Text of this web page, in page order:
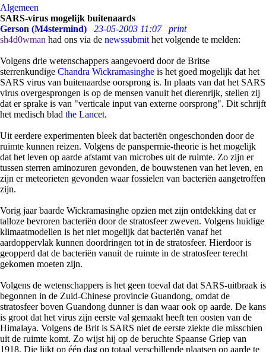
Algemeen
SARS-virus mogelijk buitenaards
Gerson (M4stermind)
23-05-2003 11:07
print
sh4d0wman had ons via de newssubmit het volgende te melden:
Volgens drie wetenschappers aangevoerd door de Britse
sterrenkundige Chandra Wickramasinghe is het goed mogelijk dat het
SARS virus van buitenaardse oorsprong is. In plaats van dat het SARS
virus overgesprongen is op de mensen vanuit het dierenrijk, stellen zij
dat er sprake is van "verticale input van externe oorsprong". Dit schrijft
het medisch blad the Lancet.
Uit eerdere experimenten bleek dat bacteriën ongeschonden door de
ruimte kunnen reizen. Volgens de panspermie-theorie is het mogelijk
dat het leven op aarde afstamt van microbes uit de ruimte. Zo zijn er
tussen sterren aminozuren gevonden, de bouwstenen van het leven, en
zijn er meteorieten gevonden waar fossielen van bacteriën aangetroffen
zijn.
Vorig jaar baarde Wickramasinghe opzien met zijn ontdekking dat er
talloze bevroren bacteriën door de stratosfeer zweven. Volgens huidige
klimaatmodellen is het niet mogelijk dat bacteriën vanaf het
aardoppervlak kunnen doordringen tot in de stratosfeer. Hierdoor is
geopperd dat de bacteriën vanuit de ruimte in de stratosfeer terecht
gekomen moeten zijn.
Volgens de wetenschappers is het geen toeval dat dat SARS-uitbraak is
begonnen in de Zuid-Chinese provincie Guandong, omdat de
stratosfeer boven Guandong dunner is dan waar ook op aarde. De kans
is groot dat het virus zijn eerste val gemaakt heeft ten oosten van de
Himalaya. Volgens de Brit is SARS niet de eerste ziekte die misschien
uit de ruimte komt. Zo wijst hij op de beruchte Spaanse Griep van
1918. Die lijkt op één dag op totaal verschillende plaatsen op aarde te